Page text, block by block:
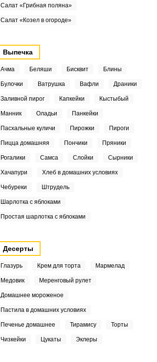
Салат «Грибная поляна»
Салат «Козел в огороде»
Выпечка
Ачма Беляши Бисквит Блины
Булочки Ватрушка Вафли Драники
Заливной пирог Капкейки Кыстыбый
Манник Оладьи Панкейки
Пасхальные куличи Пирожки Пироги
Пицца домашняя Пончики Пряники
Рогалики Самса Слойки Сырники
Хачапури Хлеб в домашних условиях
Чебуреки Штрудель
Шарлотка с яблоками
Простая шарлотка с яблоками
Десерты
Глазурь Крем для торта Мармелад
Медовик Меренговый рулет
Домашнее мороженое
Пастила в домашних условиях
Печенье домашнее Тирамису Торты
Чизкейки Цукаты Эклеры